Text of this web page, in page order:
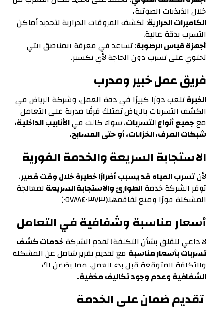
خلال الذبذبات الصوتية.
الكاميرات الحرارية: تكشف الفروقات الحرارية لتحديد أماكن
التسرب بدقة عالية.
أجهزة قياس الرطوبة: تساعد في معرفة المناطق التي
تحتوي على تسرب دون الحاجة لأي تكسير.
فريق عمل خبير ومدرب
الخبرةتلعب دورًا كبيرًا في دقة العمل، وشركة الرياض في
الكشف التسربات بالرياض تمتلك فرقًا مدربة على التعامل
معجميع أنواع التسربات، سواء كانت فيالأنابيب الداخلية،
شبكات الصرف، الخزانات، أو حتى المسابح.
الاستجابة السريعة والخدمة الفورية
لأنتسرب المياه قد يسبب أضرارًا خطيرة خلال وقت قصير،
توفر الشركة خدمةالطوارئ والاستجابة السريعة لمعالجة
المشكلة فورًا ومنع تفاقمها.(٠٥٧٨٨٤٠٣٧٣)
أسعار مناسبة وشفافية في التعامل
لا داعي للقلق بشأن التكلفة! تقدم الشركةخدمات كشف
تسربات بأسعار مناسبة مع تقديم تقرير شامل عن المشكلة
والتكلفة المتوقعة قبل بدء العمل، مما يضمن لك
الشفافية وعدم وجود تكاليف مخفية.
تقديم ضمان على الخدمة